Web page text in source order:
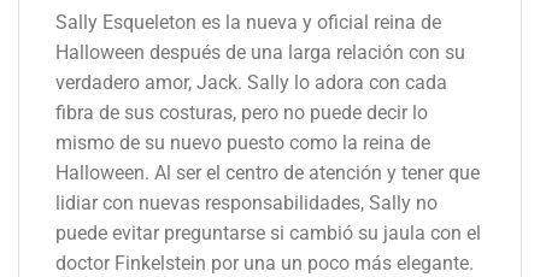
Sally Esqueleton es la nueva y oficial reina de
Halloween después de una larga relación con su
verdadero amor, Jack. Sally lo adora con cada
fibra de sus costuras, pero no puede decir lo
mismo de su nuevo puesto como la reina de
Halloween. Al ser el centro de atención y tener que
lidiar con nuevas responsabilidades, Sally no
puede evitar preguntarse si cambió su jaula con el
doctor Finkelstein por una un poco más elegante.